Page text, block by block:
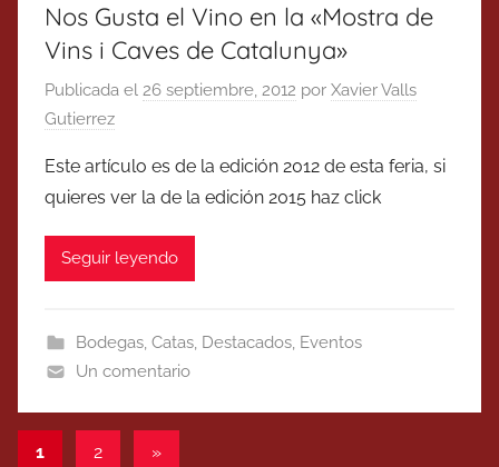
Nos Gusta el Vino en la «Mostra de
Vins i Caves de Catalunya»
Publicada el 26 septiembre, 2012 por Xavier Valls
Gutierrez
Este artículo es de la edición 2012 de esta feria, si
quieres ver la de la edición 2015 haz click
Seguir leyendo
Bodegas, Catas, Destacados, Eventos
Un comentario
Paginación
1 2
Entradas
»